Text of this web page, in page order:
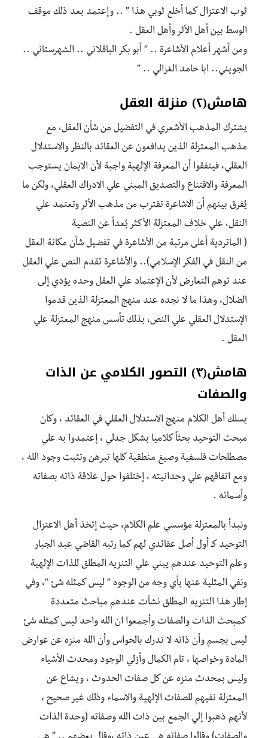
ثوب الاعتزال كما أخلع ثوبي هذا ” .. وإعتمد بعد ذلك موقف
الوسط بين أهل الأثر وأهل العقل .
ومن أشهر أعلام الأشاعرة .. ” أبو بكر الباقلاني .. الشهرستاني ..
الجويني.. ابا حامد الغزالي .. ”
هامش(٢) منزلة العقل
يشترك المذهب الأشعري في التفضيل من شأن العقل، مع
مذهب المعتزلة الذين يدافعون عن العقائد بالنظر والاستدلال
العقلي، فيتفقوا أن المعرفة الإلهية واجبة لأن الايمان يستوجب
المعرفة والاقتناع والتصديق المبني علي الادراك العقلي، ولكن ما
يُفرق بينهم أن الاشاعرة تقترب من مذهب الأثر وتعتمد علي
النقل، علي خلاف المعتزلة الأكثر بُعداً عن النصية
( الماتردية أعلى مرتبة من الأشاعرة في تفضيل شأن مكانة العقل
من النقل في الفكر الإسلامي).. والأشاعرة تقدم النص علي العقل
عند توهم التعارض لأن الإعتماد علي العقل وحده يؤدي إلى
الضلال، وهذا ما لا نجده عند منهج المعتزلة الذين قدموا
الإستدلال العقلي علي النص، بذلك تأسس منهج المعتزلة علي
العقل .
هامش(٣) التصور الكلامي عن الذات
والصفات
يسلك أهل الكلام منهج الاستدلال العقلي في العقائد ، وكان
مبحث التوحيد بحثاً كلاميا بشكل جدلي ، إعتمدوا به علي
مصطلحات فلسفية وصيغ منطقية كلها تبرهن وتثبت وجود الله ،
ومع اتفاقهم علي وحدانيته ، إختلفوا حول علاقة ذاته بصفاته
وأسمائه .
ونبدأ بالمعتزلة مؤسسي علم الكلام، حيث إتخذ أهل الاعتزال
التوحيد كـ أول أصل عقائدي لهم كما رتبه القاضي عبد الجبار
وعلم التوحيد عندهم يبني علي التنزيه المطلق للذات الإلهية
ونفي المثلية عنها بأي وجه من الوجوه ” ليس كمثله شئ “، وفي
إطار هذا التنزيه المطلق نشأت عندهم مباحث متعددة
كمبحث الذات والصفات وأجمعوا ان الله واحد ليس كمثله شئ
ليس بجسم وأن ذاته لا تدرك بالحواس وأن الله منزه عن عوارض
المادة وخواصها ، تام الكمال وأزلي الوجود ومحدث الأشياء
وليس بمحدث منزه عن كل صفات الحدوث ، ويشاع عن
المعتزلة نفيهم للصفات الإلهية والاسماء وذلك غير صحيح ،
لأنهم ذهبوا إلي الجمع بين ذات الله وصفاته (وحدة الذات